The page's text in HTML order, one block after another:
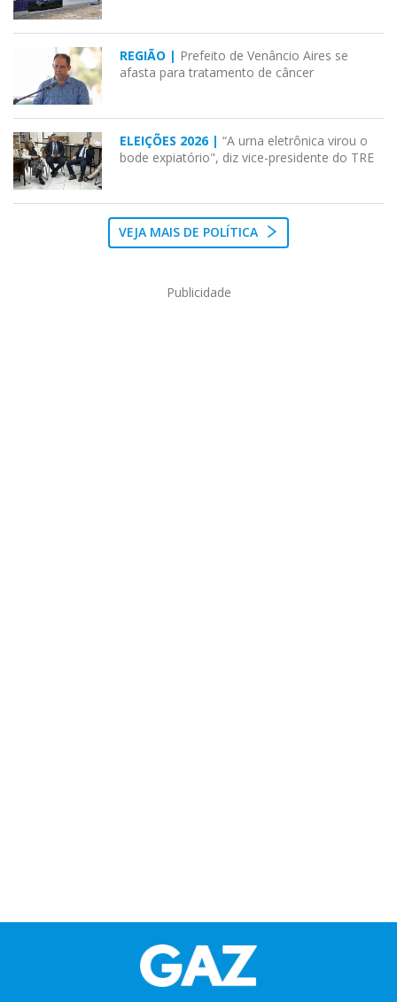
REGIÃO | Prefeito de Venâncio Aires se
afasta para tratamento de câncer
ELEIÇÕES 2026 | “A urna eletrônica virou o
bode expiatório", diz vice-presidente do TRE
VEJA MAIS DE POLÍTICA
Publicidade